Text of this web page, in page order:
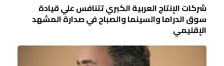
شركات الإنتاج العربية الكبري تتنافس علي قيادة
سوق الدراما والسينما والصباح في صدارة المشهد
الإقليمي